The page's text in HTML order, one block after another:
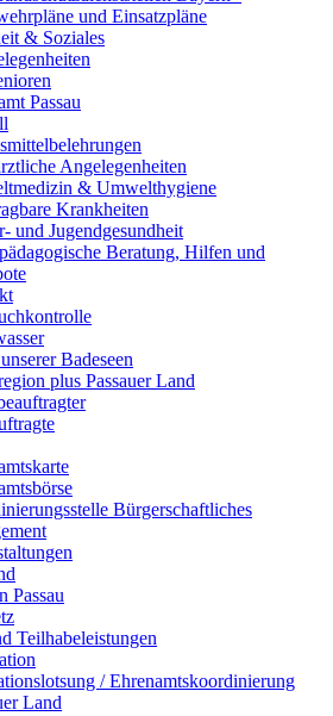
und Einsatzpläne
& Soziales
Passau
Angelegenheiten
& Umwelthygiene
Krankheiten
und Jugendgesundheit
Beratung, Hilfen und
Badeseen
plus Passauer Land
Bürgerschaftliches
Passau
Teilhabeleistungen
/ Ehrenamtskoordinierung
Land